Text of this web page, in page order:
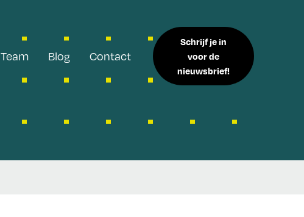
Team Blog Contact
Schrijf je in
voor de
nieuwsbrief!